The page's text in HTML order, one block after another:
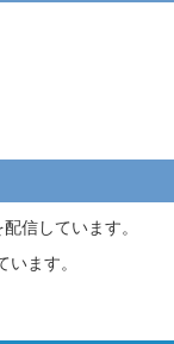
信しています。
ます。